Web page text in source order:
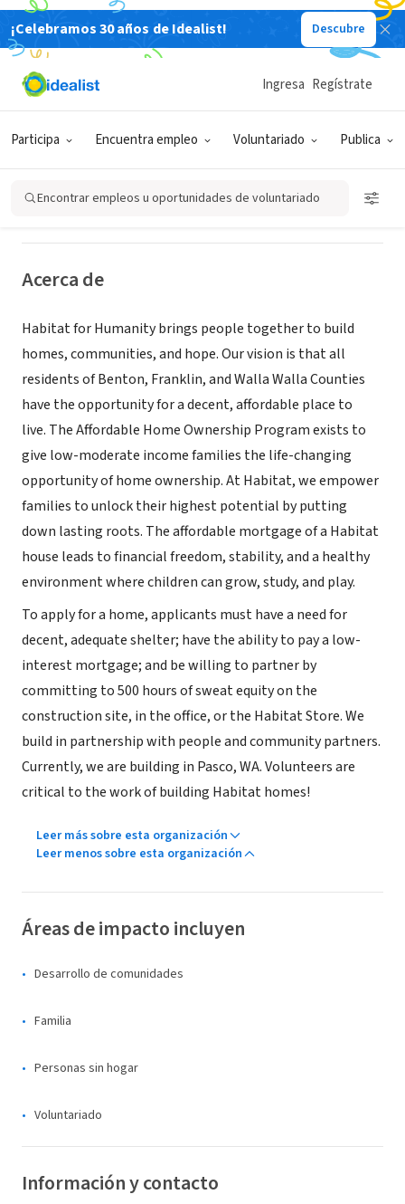
¡Celebramos 30 años de Idealist! Descubre
Participa Encuentra empleo Voluntariado Publica
Ingresa Regístrate
Encontrar empleos u oportunidades de voluntariado
Habitat for Humanity - Tri-County
Partners
Richland, WA|www.habitatbuilds.com/you-can-help
Acerca de
Habitat for Humanity brings people together to build
homes, communities, and hope. Our vision is that all
residents of Benton, Franklin, and Walla Walla Counties
have the opportunity for a decent, affordable place to
live. The Affordable Home Ownership Program exists to
give low-moderate income families the life-changing
opportunity of home ownership. At Habitat, we empower
families to unlock their highest potential by putting
down lasting roots. The affordable mortgage of a Habitat
house leads to financial freedom, stability, and a healthy
environment where children can grow, study, and play.
To apply for a home, applicants must have a need for
decent, adequate shelter; have the ability to pay a low-
interest mortgage; and be willing to partner by
committing to 500 hours of sweat equity on the
construction site, in the office, or the Habitat Store. We
build in partnership with people and community partners.
Currently, we are building in Pasco, WA. Volunteers are
critical to the work of building Habitat homes!
Leer más sobre esta organización
Leer menos sobre esta organización
Áreas de impacto incluyen
Desarrollo de comunidades
Familia
Personas sin hogar
Voluntariado
Información y contacto